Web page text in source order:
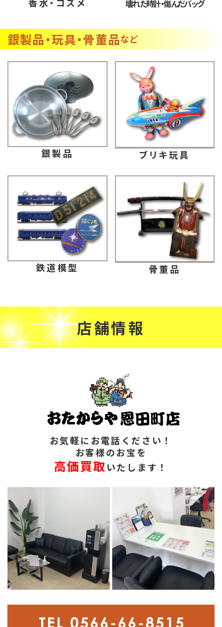
壊れた時計・傷んだバッグ
銀製品・玩具・骨董品など
銀製品 ブリキ玩具
鉄道模型 骨董品
店舗情報
お気軽にお電話ください！
お客様のお宝を
高価買取 いたします！